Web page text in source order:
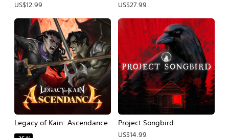
US$12.99 US$27.99
Legacy of Kain: Ascendance Project Songbird
US$14.99